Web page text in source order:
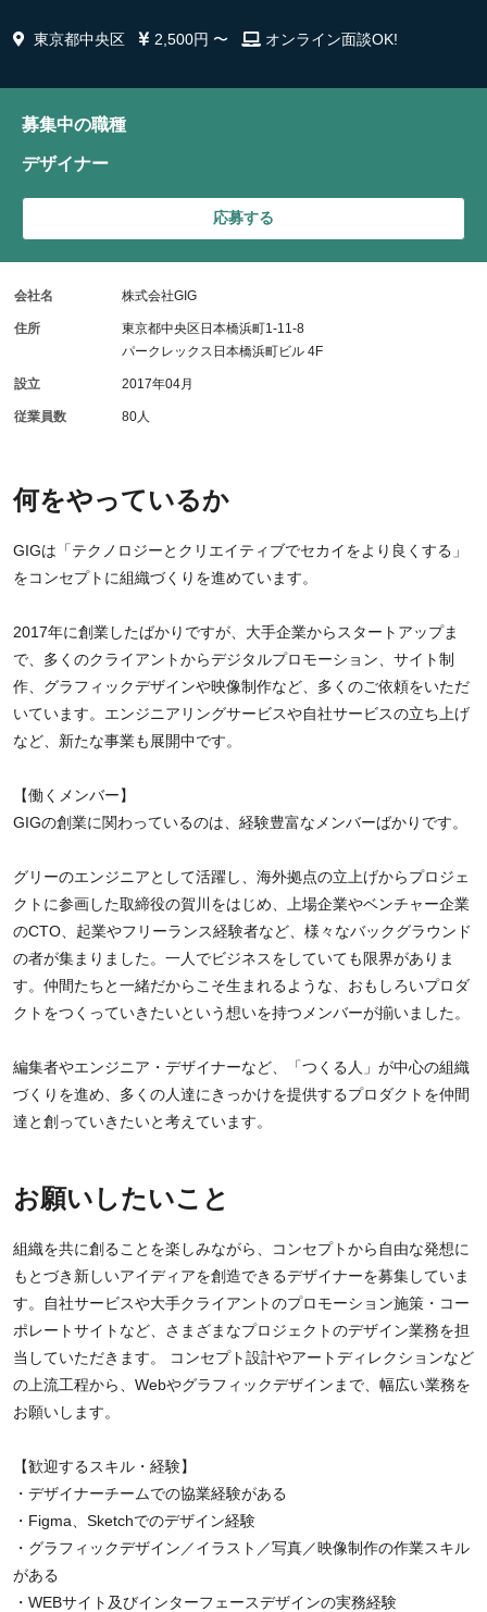
東京都中央区 2,500円 〜 オンライン面談OK!
何をやっているか
GIGは「テクノロジーとクリエイティブでセカイをより良くする」
をコンセプトに組織づくりを進めています。
2017年に創業したばかりですが、大手企業からスタートアップま
で、多くのクライアントからデジタルプロモーション、サイト制
作、グラフィックデザインや映像制作など、多くのご依頼をいただ
いています。エンジニアリングサービスや自社サービスの立ち上げ
など、新たな事業も展開中です。
【働くメンバー】
GIGの創業に関わっているのは、経験豊富なメンバーばかりです。
グリーのエンジニアとして活躍し、海外拠点の立上げからプロジェ
クトに参画した取締役の賀川をはじめ、上場企業やベンチャー企業
のCTO、起業やフリーランス経験者など、様々なバックグラウンド
の者が集まりました。一人でビジネスをしていても限界がありま
す。仲間たちと一緒だからこそ生まれるような、おもしろいプロダ
クトをつくっていきたいという想いを持つメンバーが揃いました。
編集者やエンジニア・デザイナーなど、「つくる人」が中心の組織
づくりを進め、多くの人達にきっかけを提供するプロダクトを仲間
達と創っていきたいと考えています。
お願いしたいこと
組織を共に創ることを楽しみながら、コンセプトから自由な発想に
もとづき新しいアイディアを創造できるデザイナーを募集していま
す。自社サービスや大手クライアントのプロモーション施策・コー
ポレートサイトなど、さまざまなプロジェクトのデザイン業務を担
当していただきます。 コンセプト設計やアートディレクションなど
の上流工程から、Webやグラフィックデザインまで、幅広い業務を
お願いします。
【歓迎するスキル・経験】
・デザイナーチームでの協業経験がある
・Figma、Sketchでのデザイン経験
・グラフィックデザイン／イラスト／写真／映像制作の作業スキル
がある
・WEBサイト及びインターフェースデザインの実務経験
募集中の職種
デザイナー
応募する
会社名 株式会社GIG
住所
東京都中央区日本橋浜町1-11-8
パークレックス日本橋浜町ビル 4F
設立 2017年04月
従業員数 80人